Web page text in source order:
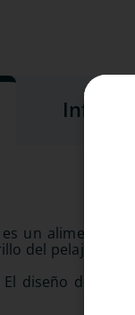
es un alimento
del pelaje y la
diseño del